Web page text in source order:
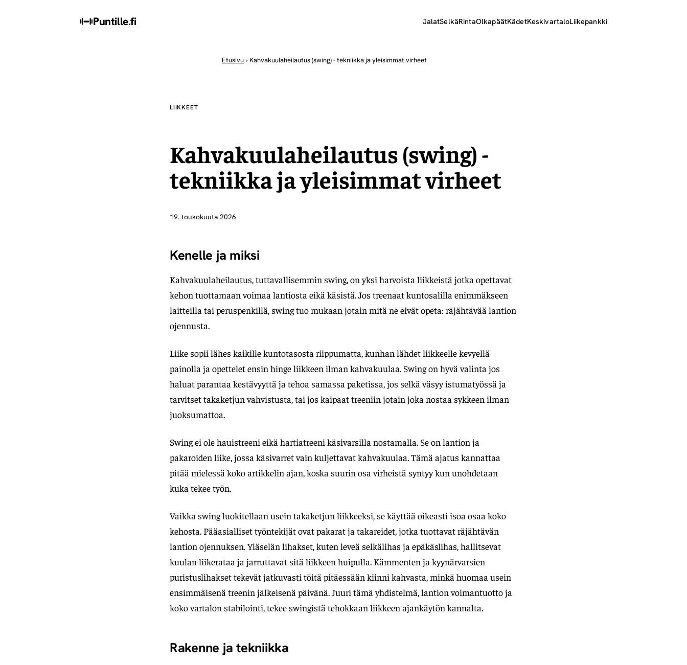
Puntille.fi JalatSelkäRintaOlkapäätKädetKeskivartaloLiikepankki
Etusivu › Kahvakuulaheilautus (swing) - tekniikka ja yleisimmat virheet
LIIKKEET
Kahvakuulaheilautus (swing) -
tekniikka ja yleisimmat virheet
19. toukokuuta 2026
Kenelle ja miksi
Kahvakuulaheilautus, tuttavallisemmin swing, on yksi harvoista liikkeistä jotka opettavat
kehon tuottamaan voimaa lantiosta eikä käsistä. Jos treenaat kuntosalilla enimmäkseen
laitteilla tai peruspenkillä, swing tuo mukaan jotain mitä ne eivät opeta: räjähtävää lantion
ojennusta.
Liike sopii lähes kaikille kuntotasosta riippumatta, kunhan lähdet liikkeelle kevyellä
painolla ja opettelet ensin hinge liikkeen ilman kahvakuulaa. Swing on hyvä valinta jos
haluat parantaa kestävyyttä ja tehoa samassa paketissa, jos selkä väsyy istumatyössä ja
tarvitset takaketjun vahvistusta, tai jos kaipaat treeniin jotain joka nostaa sykkeen ilman
juoksumattoa.
Swing ei ole hauistreeni eikä hartiatreeni käsivarsilla nostamalla. Se on lantion ja
pakaroiden liike, jossa käsivarret vain kuljettavat kahvakuulaa. Tämä ajatus kannattaa
pitää mielessä koko artikkelin ajan, koska suurin osa virheistä syntyy kun unohdetaan
kuka tekee työn.
Vaikka swing luokitellaan usein takaketjun liikkeeksi, se käyttää oikeasti isoa osaa koko
kehosta. Pääasialliset työntekijät ovat pakarat ja takareidet, jotka tuottavat räjähtävän
lantion ojennuksen. Yläselän lihakset, kuten leveä selkälihas ja epäkäslihas, hallitsevat
kuulan liikerataa ja jarruttavat sitä liikkeen huipulla. Kämmenten ja kyynärvarsien
puristuslihakset tekevät jatkuvasti töitä pitäessään kiinni kahvasta, minkä huomaa usein
ensimmäisenä treenin jälkeisenä päivänä. Juuri tämä yhdistelmä, lantion voimantuotto ja
koko vartalon stabilointi, tekee swingistä tehokkaan liikkeen ajankäytön kannalta.
Rakenne ja tekniikka